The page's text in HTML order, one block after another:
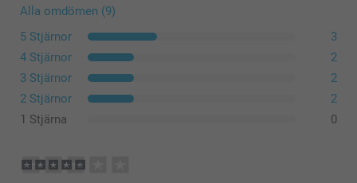
Alla omdömen (9)
5 Stjärnor
3
4 Stjärnor
2
3 Stjärnor
2
2 Stjärnor
2
1 Stjärna
0